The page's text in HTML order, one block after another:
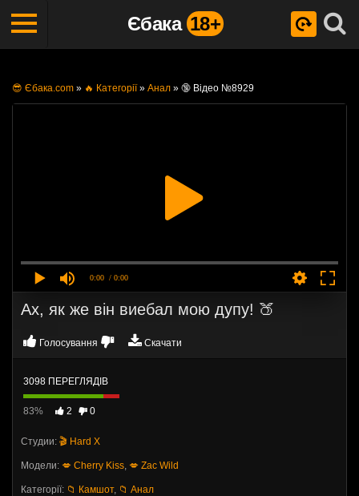
Єбака 18+
😎 Єбака.com » 🔥 Категорії» Анал » 🔞 Відео №8929
0:00 / 0:00
Ах, як же він виебал мою дупу! 🍑
Голосування Скачати
3098 ПЕРЕГЛЯДІВ
83% 2 0
Студии: 🎬 Hard X
Модели: 💋 Cherry Kiss, 💋 Zac Wild
Категорії: 📁 Камшот, 📁 Анал